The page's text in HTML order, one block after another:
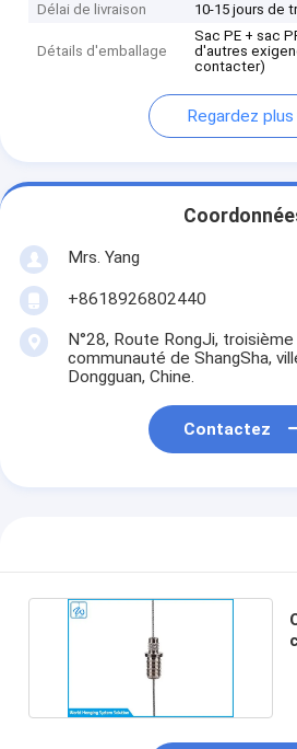
Délai de livraison 10-15 jours de
Détails d'emballage
Sac PE + sac
d'autres
contacter)
Regardez plus
Mrs. Yang
+8618926802440
N°28, Route RongJi,
communauté de ShangSha,
Dongguan, Chine.
Contactez